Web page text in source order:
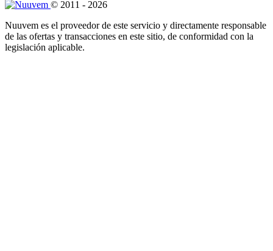
© 2011 - 2026
Nuuvem es el proveedor de este servicio y directamente responsable
de las ofertas y transacciones en este sitio, de conformidad con la
legislación aplicable.